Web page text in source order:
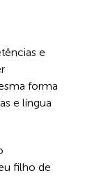
e
forma
e língua
filho de